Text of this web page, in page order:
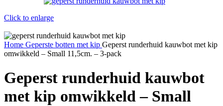
Click to enlarge
Home Geperste botten met kip Geperst runderhuid kauwbot met kip
omwikkeld – Small 11,5cm. – 3-pack
Geperst runderhuid kauwbot
met kip omwikkeld – Small